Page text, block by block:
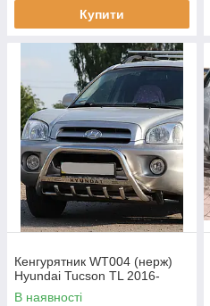
Купити
Кенгурятник WT004 (нерж)
Hyundai Tucson TL 2016-
В наявності